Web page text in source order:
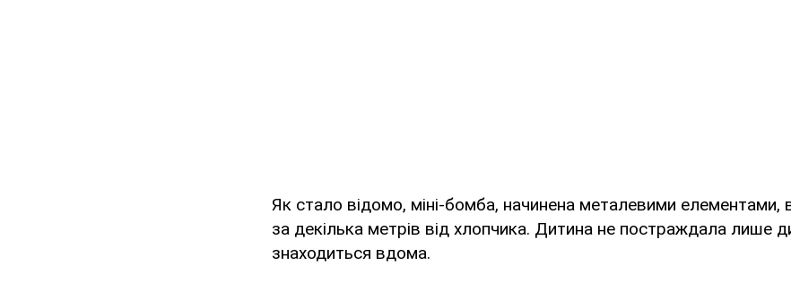
Як стало відомо, міні-бомба, начинена металевими елементами,
за декілька метрів від хлопчика. Дитина не постраждала лише
знаходиться вдома.